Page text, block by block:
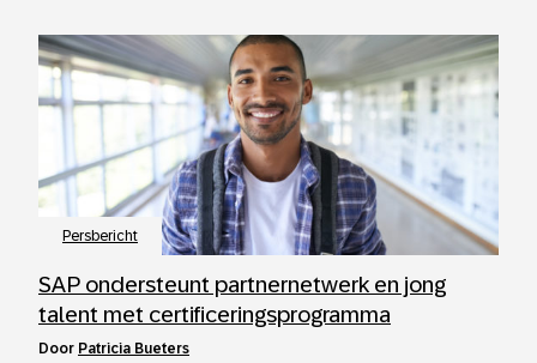
Persbericht
SAP ondersteunt partnernetwerk en jong
talent met certificeringsprogramma
door Patricia Bueters